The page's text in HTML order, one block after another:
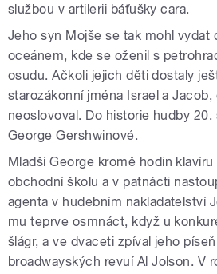
službou v artilerii báťušky cara.
Jeho syn Mojše se tak mohl vydat
oceánem, kde se oženil s
osudu. Ačkoli jejich děti dostaly
starozákonní jména Israel a
neoslovoval. Do historie hudby 20.
George Gershwinové.
Mladší George kromě hodin
obchodní školu a v patnácti
agenta v hudebním nakladatelství
mu teprve osmnáct, když u
šlágr, a ve dvaceti zpíval jeho
broadwayských revuí Al Jolson. V